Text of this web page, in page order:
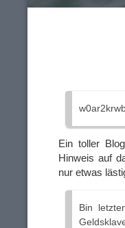
Ein toller
Hinweis auf
nur etwas
Bin